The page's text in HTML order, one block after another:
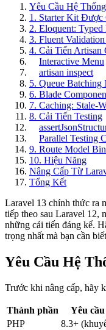
Yêu Cầu Hệ Thống
1. Starter Kit Được
2. Eloquent:
3. Fluent
4. Cải Tiến Artisan
Interactive Menu
artisan inspect
5. Queue Batching
6. Blade
7. Caching: Stale-
8. Cải Tiến Testing
Parallel Testing
9. Route Model
10. Hiệu Năng
Nâng Cấp Từ
Tổng Kết
Laravel 13 chính thức ra
tiếp theo sau Laravel 12,
những cải tiến đáng kể.
trọng nhất mà bạn cần
Yêu Cầu Hệ
Trước khi nâng cấp, hãy
Thành phần
Yêu
PHP
8.3+